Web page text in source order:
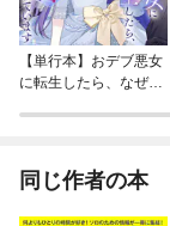
【単行本】おデブ悪女
に転生したら、なぜか
同じ作者の本